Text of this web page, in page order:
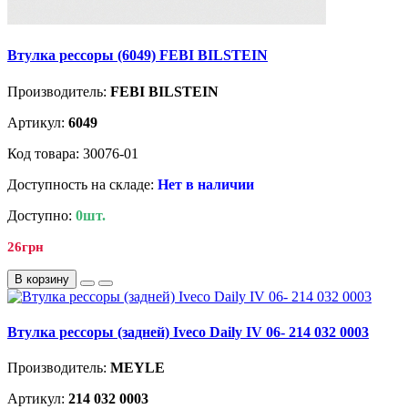
Втулка рессоры (6049) FEBI BILSTEIN
Производитель: FEBI BILSTEIN
Артикул: 6049
Код товара: 30076-01
Доступность на складе: Нет в наличии
Доступно: 0шт.
26грн
В корзину
Втулка рессоры (задней) Iveco Daily IV 06- 214 032 0003
Производитель: MEYLE
Артикул: 214 032 0003